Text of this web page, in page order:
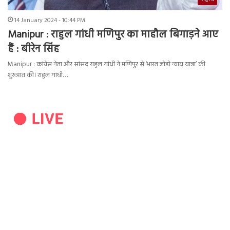
14 January 2024 - 10:44 PM
Manipur : राहुल गांधी मणिपुर का माहौल बिगाड़ने आए
हैं : बीरेन सिंह
Manipur : कांग्रेस नेता और सांसद राहुल गांधी ने मणिपुर से ‘भारत जोड़ो न्‍याय यात्रा’ की
शुरुआत की। राहुल गांधी…